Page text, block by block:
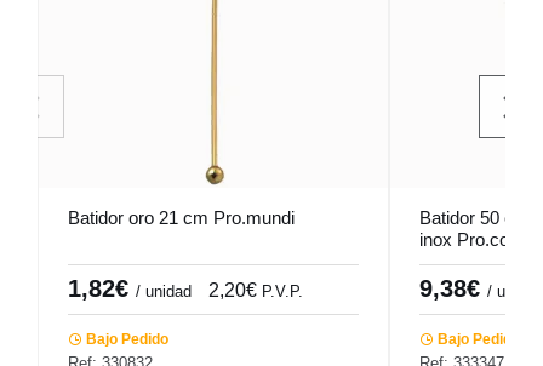
Batidor oro 21 cm Pro.mundi
1,82€ / unidad 2,20€ P.V.P.
Bajo Pedido
Batidor 50 cm
inox Pro.cooker
9,38€ / unidad
Bajo Pedido